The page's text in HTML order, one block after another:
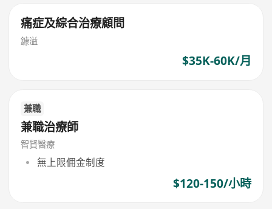
痛症及綜合治療顧問
鏮溢
$35K-60K/月
兼職
兼職治療師
智賢醫療
無上限佣金制度
$120-150/小時